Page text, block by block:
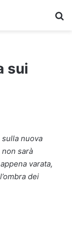
sui
nuova
sarà
varata,
dei